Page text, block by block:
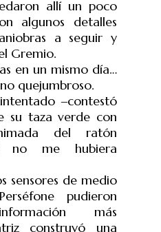
allí un poco
algunos detalles
a seguir y
Gremio.
en un mismo día…
quejumbroso.
‒contestó
su taza verde con
del ratón
no me hubiera
sensores de medio
pudieron
más
construyó una